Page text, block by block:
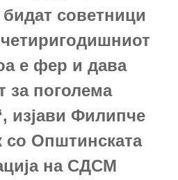
советници
е фер и дава
за поголема
изјави Филипче
со Општинската
на СДСМ